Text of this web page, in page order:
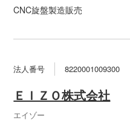
CNC旋盤製造販売
法人番号 8220001009300
ＥＩＺＯ株式会社
エイゾー